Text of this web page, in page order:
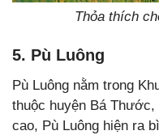
Thỏa thích
5. Pù Luông
Pù Luông nằm trong
thuộc huyện Bá
cao, Pù Luông hiện ra